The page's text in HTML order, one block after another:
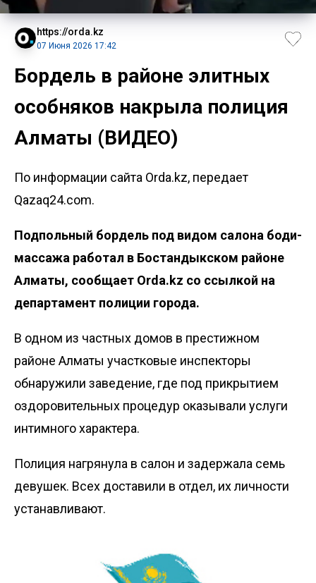
https://orda.kz
07 Июня 2026 17:42
Бордель в районе элитных
особняков накрыла полиция
Алматы (ВИДЕО)
По информации сайта Orda.kz, передает
Qazaq24.com.
Подпольный бордель под видом салона боди-
массажа работал в Бостандыкском районе
Алматы, сообщает Orda.kz со ссылкой на
департамент полиции города.
В одном из частных домов в престижном
районе Алматы участковые инспекторы
обнаружили заведение, где под прикрытием
оздоровительных процедур оказывали услуги
интимного характера.
Полиция нагрянула в салон и задержала семь
девушек. Всех доставили в отдел, их личности
устанавливают.